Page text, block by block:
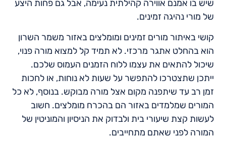
שיש בו אמנם אווירה קהילתית נעימה, אבל גם פחות היצע
של מורי נהיגה זמינים.
קושי באיתור מורים זמינים ומומלצים באזור משמר השרון
הוא בהחלט אתגר מרכזי. לא תמיד קל למצוא מורה פנוי,
שיכול להתאים את עצמו ללוח הזמנים העמוס שלכם.
ייתכן שתצטרכו להתפשר על שעות לא נוחות, או לחכות
זמן רב עד שיתפנה מקום אצל מורה מבוקש. בנוסף, לא כל
המורים שמלמדים באזור הם בהכרח מומלצים. חשוב
לעשות קצת שיעורי בית ולבדוק את הניסיון והמוניטין של
המורה לפני שאתם מתחייבים.